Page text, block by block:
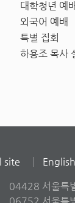
대학청년 예
외국어 예배
특별 집회
하용조 목사
site English
04428 서울특